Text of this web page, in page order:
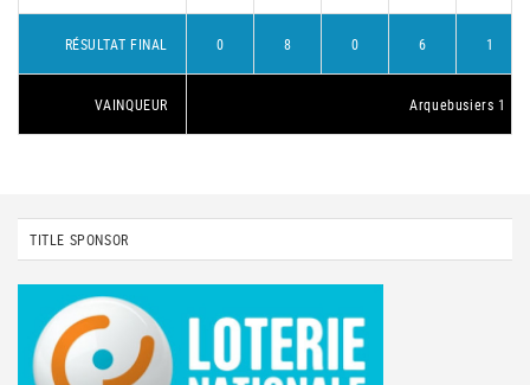
RÉSULTAT FINAL 0 8 0 6 1
VAINQUEUR Arquebusiers 1
TITLE SPONSOR